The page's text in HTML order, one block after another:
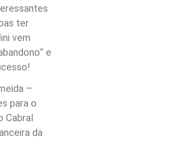
ter
vem
e
–
para o
Cabral
da